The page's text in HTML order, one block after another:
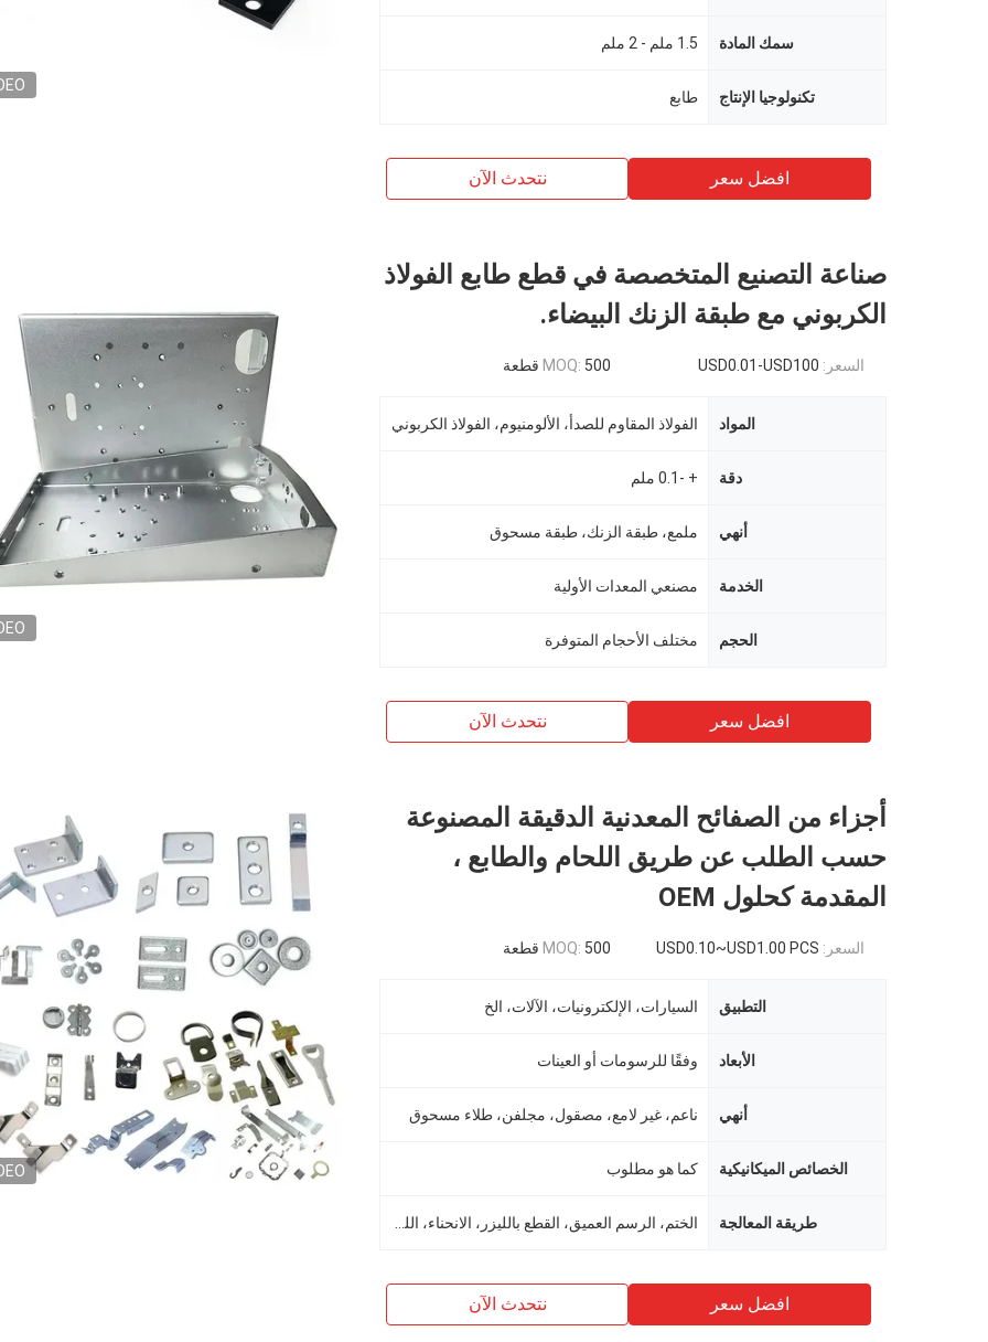
سمك المادة 1.5 ملم - 2 ملم
تكنولوجيا الإنتاج طابع
افضل سعر نتحدث الآن
صناعة التصنيع المتخصصة في قطع طابع الفولاذ
الكربوني مع طبقة الزنك البيضاء.
السعر: USD0.01-USD100
MOQ: 500 قطعة
المواد الفولاذ المقاوم للصدأ، الألومنيوم، الفولاذ الكربوني
دقة + -0.1 ملم
أنهي ملمع، طبقة الزنك، طبقة مسحوق
الخدمة مصنعي المعدات الأولية
الحجم مختلف الأحجام المتوفرة
افضل سعر نتحدث الآن
أجزاء من الصفائح المعدنية الدقيقة المصنوعة
حسب الطلب عن طريق اللحام والطابع ،
المقدمة كحلول OEM
السعر: USD0.10~USD1.00 PCS
MOQ: 500 قطعة
التطبيق السيارات، الإلكترونيات، الآلات، الخ
الأبعاد وفقًا للرسومات أو العينات
أنهي ناعم، غير لامع، مصقول، مجلفن، طلاء مسحوق
الخصائص الميكانيكية كما هو مطلوب
طريقة المعالجة
افضل سعر نتحدث الآن